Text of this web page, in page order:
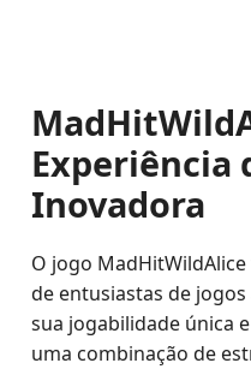
Experiência
Inovadora
O jogo
de entusiastas de
sua jogabilidade única
uma combinação de